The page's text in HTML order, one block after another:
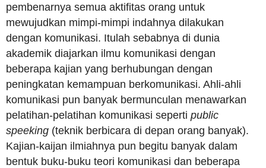
pembenarnya semua aktifitas orang untuk
mewujudkan mimpi-mimpi indahnya dilakukan
dengan komunikasi. Itulah sebabnya di dunia
akademik diajarkan ilmu komunikasi dengan
beberapa kajian yang berhubungan dengan
peningkatan kemampuan berkomunikasi. Ahli-ahli
komunikasi pun banyak bermunculan menawarkan
pelatihan-pelatihan komunikasi seperti public
speeking (teknik berbicara di depan orang banyak).
Kajian-kaijan ilmiahnya pun begitu banyak dalam
bentuk buku-buku teori komunikasi dan beberapa